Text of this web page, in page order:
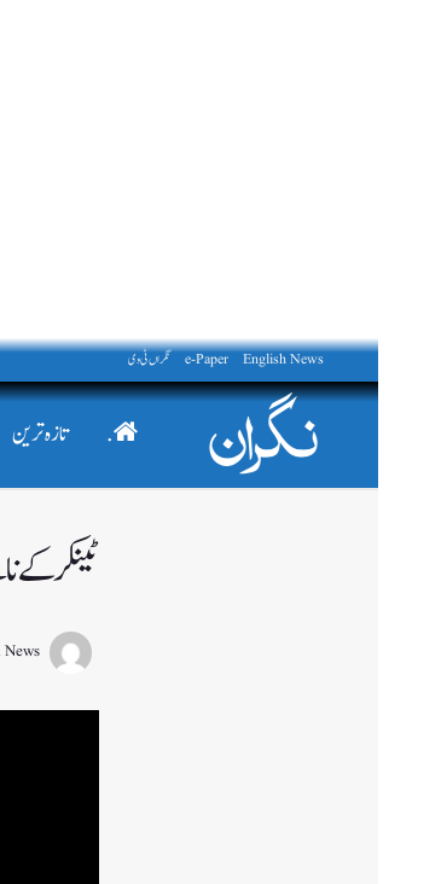
English News
e-Paper نگراں ٹی وی
. تازہ ترین
ٹینکر